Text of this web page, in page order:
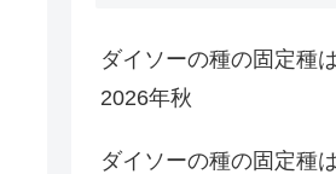
ダイソーの種の固定種
2026年秋
ダイソーの種の固定種